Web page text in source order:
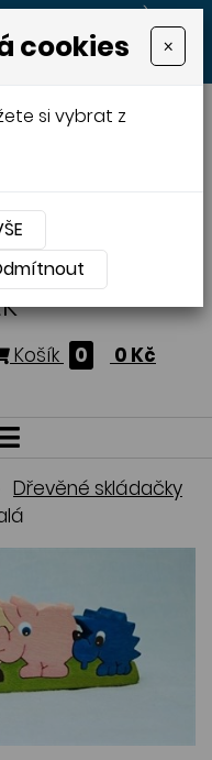
DŘEVĚNÝCH
Košík 0 0 Kč
Dřevěné skládačky
cookies ×
si vybrat z